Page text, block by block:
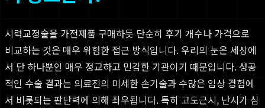
시력교정술을 가전제품 구매하듯 단순히 후기 개수나 가격으로
비교하는 것은 매우 위험한 접근 방식입니다. 우리의 눈은 세상에
서 단 하나뿐인 매우 정교하고 민감한 기관이기 때문입니다. 성공
적인 수술 결과는 의료진의 미세한 손기술과 수많은 임상 경험에
서 비롯되는 판단력에 의해 좌우됩니다. 특히 고도근시, 난시가 심